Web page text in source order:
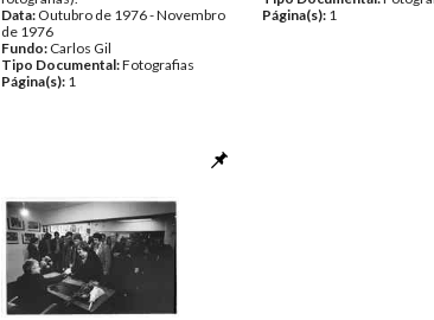
Data: Outubro de 1976 - Novembro
de 1976
Fundo: Carlos Gil
Tipo Documental:Fotografias
Página(s): 1
Página(s): 1